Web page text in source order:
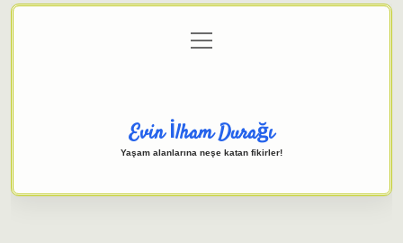
Gizlilik Politikası
menüyü
aç
Evin İlham Durağı
Yaşam alanlarına neşe katan fikirler!